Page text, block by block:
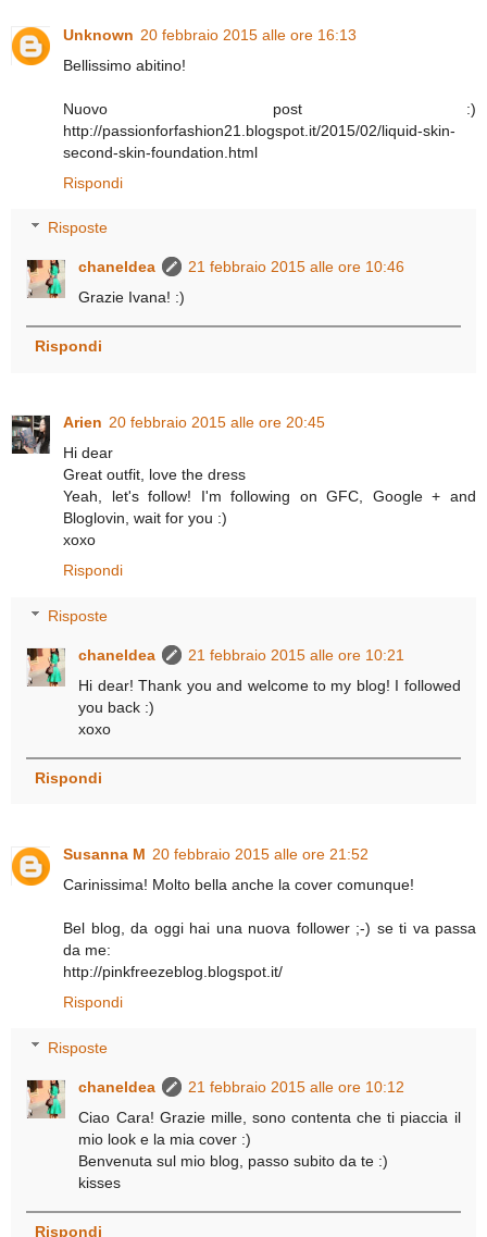
Unknown 20 febbraio 2015 alle ore 16:13
Bellissimo abitino!
Nuovo post :)
http://passionforfashion21.blogspot.it/2015/02/liquid-skin-
second-skin-foundation.html
Rispondi
Risposte
chaneldea
21 febbraio 2015 alle ore 10:46
Grazie Ivana! :)
Rispondi
Arien 20 febbraio 2015 alle ore 20:45
Hi dear
Great outfit, love the dress
Yeah, let's follow! I'm following on GFC, Google + and
Bloglovin, wait for you :)
xoxo
Rispondi
Risposte
chaneldea
21 febbraio 2015 alle ore 10:21
Hi dear! Thank you and welcome to my blog! I followed
you back :)
xoxo
Rispondi
Susanna M 20 febbraio 2015 alle ore 21:52
Carinissima! Molto bella anche la cover comunque!
Bel blog, da oggi hai una nuova follower ;-) se ti va passa
da me:
http://pinkfreezeblog.blogspot.it/
Rispondi
Risposte
chaneldea
21 febbraio 2015 alle ore 10:12
Ciao Cara! Grazie mille, sono contenta che ti piaccia il
mio look e la mia cover :)
Benvenuta sul mio blog, passo subito da te :)
kisses
Rispondi